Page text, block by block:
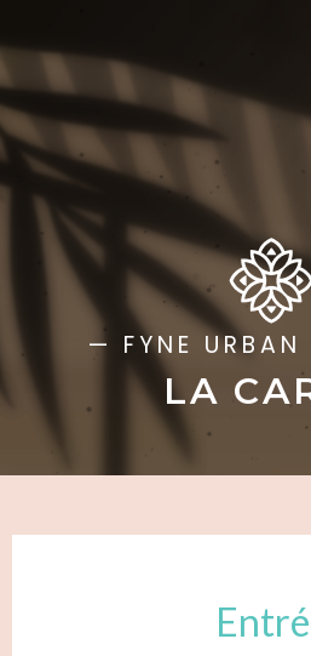
— FYNE
LA